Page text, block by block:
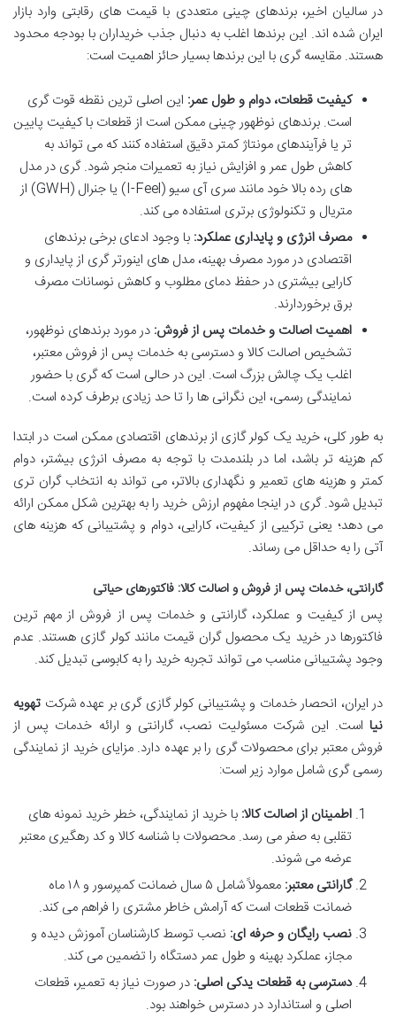
در سالیان اخیر، برندهای چینی متعددی با قیمت های رقابتی وارد بازار
ایران شده اند. این برندها اغلب به دنبال جذب خریداران با بودجه محدود
هستند. مقایسه گری با این برندها بسیار حائز اهمیت است:
کیفیت قطعات، دوام و طول عمر: این اصلی ترین نقطه قوت گری
است. برندهای نوظهور چینی ممکن است از قطعات با کیفیت پایین
تر یا فرآیندهای مونتاژ کمتر دقیق استفاده کنند که می تواند به
کاهش طول عمر و افزایش نیاز به تعمیرات منجر شود. گری در مدل
های رده بالا خود مانند سری آی سیو (I-Feel) یا جنرال (GWH) از
متریال و تکنولوژی برتری استفاده می کند.
مصرف انرژی و پایداری عملکرد: با وجود ادعای برخی برندهای
اقتصادی در مورد مصرف بهینه، مدل های اینورتر گری از پایداری و
کارایی بیشتری در حفظ دمای مطلوب و کاهش نوسانات مصرف
برق برخوردارند.
اهمیت اصالت و خدمات پس از فروش: در مورد برندهای نوظهور،
تشخیص اصالت کالا و دسترسی به خدمات پس از فروش معتبر،
اغلب یک چالش بزرگ است. این در حالی است که گری با حضور
نمایندگی رسمی، این نگرانی ها را تا حد زیادی برطرف کرده است.
به طور کلی، خرید یک کولر گازی از برندهای اقتصادی ممکن است در ابتدا
کم هزینه تر باشد، اما در بلندمدت با توجه به مصرف انرژی بیشتر، دوام
کمتر و هزینه های تعمیر و نگهداری بالاتر، می تواند به انتخاب گران تری
تبدیل شود. گری در اینجا مفهوم ارزش خرید را به بهترین شکل ممکن ارائه
می دهد؛ یعنی ترکیبی از کیفیت، کارایی، دوام و پشتیبانی که هزینه های
آتی را به حداقل می رساند.
گارانتی، خدمات پس از فروش و اصالت کالا: فاکتورهای حیاتی
پس از کیفیت و عملکرد، گارانتی و خدمات پس از فروش از مهم ترین
فاکتورها در خرید یک محصول گران قیمت مانند کولر گازی هستند. عدم
وجود پشتیبانی مناسب می تواند تجربه خرید را به کابوسی تبدیل کند.
در ایران، انحصار خدمات و پشتیبانی کولر گازی گری بر عهده شرکت تهویه
نیا است. این شرکت مسئولیت نصب، گارانتی و ارائه خدمات پس از
فروش معتبر برای محصولات گری را بر عهده دارد. مزایای خرید از نمایندگی
رسمی گری شامل موارد زیر است:
اطمینان از اصالت کالا: با خرید از نمایندگی، خطر خرید نمونه های
تقلبی به صفر می رسد. محصولات با شناسه کالا و کد رهگیری معتبر
عرضه می شوند.
گارانتی معتبر:
معمولاً شامل ۵ سال ضمانت کمپرسور و ۱۸ ماه
ضمانت قطعات است که آرامش خاطر مشتری را فراهم می کند.
نصب رایگان و حرفه ای: نصب توسط کارشناسان آموزش دیده و
مجاز، عملکرد بهینه و طول عمر دستگاه را تضمین می کند.
دسترسی به قطعات یدکی اصلی: در صورت نیاز به تعمیر، قطعات
اصلی و استاندارد در دسترس خواهند بود.